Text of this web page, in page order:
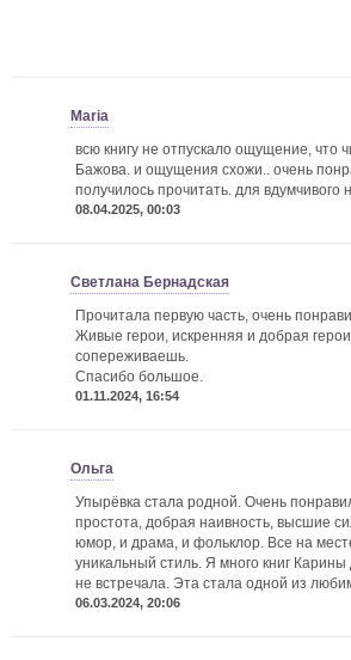
Maria
всю книгу не отпускало ощущение, что
Бажова. и ощущения схожи.. очень
получилось прочитать. для вдумчивого
08.04.2025, 00:03
Светлана Бернадская
Прочитала первую часть, очень
Живые герои, искренняя и добрая
сопереживаешь.
Спасибо большое.
01.11.2024, 16:54
Ольга
Упырёвка стала родной. Очень
простота, добрая наивность, высшие
юмор, и драма, и фольклор. Все на
уникальный стиль. Я много книг
не встречала. Эта стала одной из
06.03.2024, 20:06